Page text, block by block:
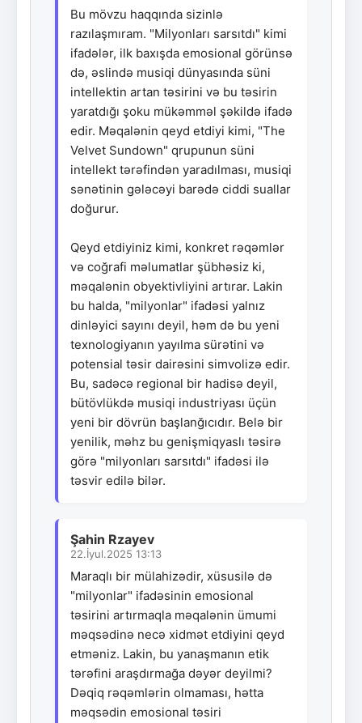
Bu mövzu haqqında sizinlə
razılaşmıram. "Milyonları sarsıtdı" kimi
ifadələr, ilk baxışda emosional görünsə
də, əslində musiqi dünyasında süni
intellektin artan təsirini və bu təsirin
yaratdığı şoku mükəmməl şəkildə ifadə
edir. Məqalənin qeyd etdiyi kimi, "The
Velvet Sundown" qrupunun süni
intellekt tərəfindən yaradılması, musiqi
sənətinin gələcəyi barədə ciddi suallar
doğurur.
Qeyd etdiyiniz kimi, konkret rəqəmlər
və coğrafi məlumatlar şübhəsiz ki,
məqalənin obyektivliyini artırar. Lakin
bu halda, "milyonlar" ifadəsi yalnız
dinləyici sayını deyil, həm də bu yeni
texnologiyanın yayılma sürətini və
potensial təsir dairəsini simvolizə edir.
Bu, sadəcə regional bir hadisə deyil,
bütövlükdə musiqi industriyası üçün
yeni bir dövrün başlanğıcıdır. Belə bir
yenilik, məhz bu genişmiqyaslı təsirə
görə "milyonları sarsıtdı" ifadəsi ilə
təsvir edilə bilər.
Şahin Rzayev
22.İyul.2025 13:13
Maraqlı bir mülahizədir, xüsusilə də
"milyonlar" ifadəsinin emosional
təsirini artırmaqla məqalənin ümumi
məqsədinə necə xidmət etdiyini qeyd
etməniz. Lakin, bu yanaşmanın etik
tərəfini araşdırmağa dəyər deyilmi?
Dəqiq rəqəmlərin olmaması, hətta
məqsədin emosional təsiri